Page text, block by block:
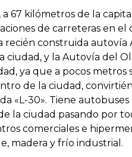
67 kilómetros de la
de carreteras en el
construida autovía
ciudad, y la Autovía del
ya que a pocos metros
de la ciudad,
«L-30». Tiene
la ciudad pasando por
comerciales e
madera y frío industrial.